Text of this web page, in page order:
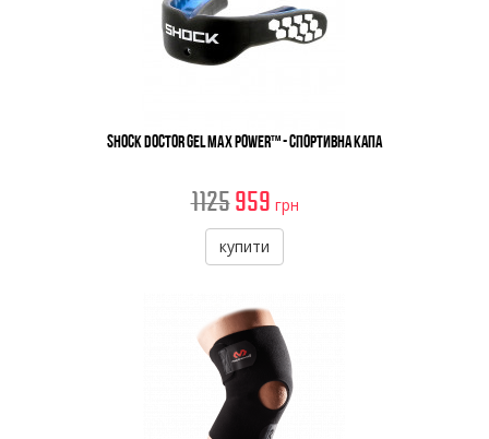
Shock Doctor Gel Max Power™ - Спортивна Капа
1125 959 грн
купити